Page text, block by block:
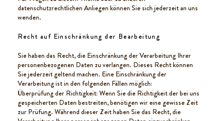
datenschutzrechtlichen Anliegen können Sie sich jederzeit an uns
wenden.
Recht auf Einschränkung der Bearbeitung
Sie haben das Recht, die Einschränkung der Verarbeitung Ihrer
personenbezogenen Daten zu verlangen. Dieses Recht können
Sie jederzeit geltend machen. Eine Einschränkung der
Verarbeitung ist in den folgenden Fällen möglich:
Überprüfung der Richtigkeit: Wenn Sie die Richtigkeit der bei uns
gespeicherten Daten bestreiten, benötigen wir eine gewisse Zeit
zur Prüfung. Während dieser Zeit haben Sie das Recht, die